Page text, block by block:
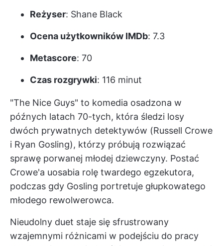
Reżyser: Shane Black
Ocena użytkowników IMDb: 7.3
Metascore: 70
Czas rozgrywki: 116 minut
"The Nice Guys" to komedia osadzona w
późnych latach 70-tych, która śledzi losy
dwóch prywatnych detektywów (Russell Crowe
i Ryan Gosling), którzy próbują rozwiązać
sprawę porwanej młodej dziewczyny. Postać
Crowe'a uosabia rolę twardego egzekutora,
podczas gdy Gosling portretuje głupkowatego
młodego rewolwerowca.
Nieudolny duet staje się sfrustrowany
wzajemnymi różnicami w podejściu do pracy